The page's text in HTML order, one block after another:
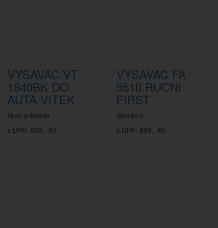
VYSAVAC VT
1840BK DO
AUTA VITEK
Není skladem
s DPH: 869,- Kč
VYSAVAC FA
5510 RUCNI
FIRST
Skladem
s DPH: 899,- Kč